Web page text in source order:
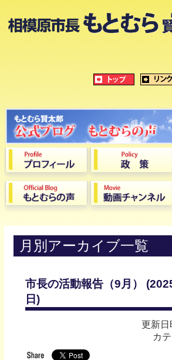
月別アーカイブ一覧
市長の活動報告（9月）
日)
更新日
カ